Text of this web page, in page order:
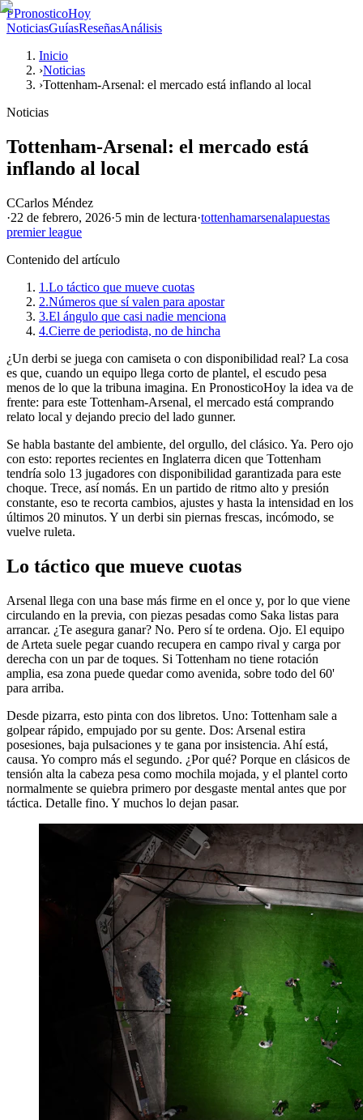
PPronosticoHoy
NoticiasGuíasReseñasAnálisis
Inicio
›Noticias
›Tottenham-Arsenal: el mercado está inflando al local
Noticias
Tottenham-Arsenal: el mercado está
inflando al local
CCarlos Méndez
·22 de febrero, 2026·5 min de lectura·tottenhamarsenalapuestas
premier league
Contenido del artículo
1.Lo táctico que mueve cuotas
2.Números que sí valen para apostar
3.El ángulo que casi nadie menciona
4.Cierre de periodista, no de hincha
¿Un derbi se juega con camiseta o con disponibilidad real? La cosa
es que, cuando un equipo llega corto de plantel, el escudo pesa
menos de lo que la tribuna imagina. En PronosticoHoy la idea va de
frente: para este Tottenham-Arsenal, el mercado está comprando
relato local y dejando precio del lado gunner.
Se habla bastante del ambiente, del orgullo, del clásico. Ya. Pero ojo
con esto: reportes recientes en Inglaterra dicen que Tottenham
tendría solo 13 jugadores con disponibilidad garantizada para este
choque. Trece, así nomás. En un partido de ritmo alto y presión
constante, eso te recorta cambios, ajustes y hasta la intensidad en los
últimos 20 minutos. Y un derbi sin piernas frescas, incómodo, se
vuelve ruleta.
Lo táctico que mueve cuotas
Arsenal llega con una base más firme en el once y, por lo que viene
circulando en la previa, con piezas pesadas como Saka listas para
arrancar. ¿Te asegura ganar? No. Pero sí te ordena. Ojo. El equipo
de Arteta suele pegar cuando recupera en campo rival y carga por
derecha con un par de toques. Si Tottenham no tiene rotación
amplia, esa zona puede quedar como avenida, sobre todo del 60'
para arriba.
Desde pizarra, esto pinta con dos libretos. Uno: Tottenham sale a
golpear rápido, empujado por su gente. Dos: Arsenal estira
posesiones, baja pulsaciones y te gana por insistencia. Ahí está,
causa. Yo compro más el segundo. ¿Por qué? Porque en clásicos de
tensión alta la cabeza pesa como mochila mojada, y el plantel corto
normalmente se quiebra primero por desgaste mental antes que por
táctica. Detalle fino. Y muchos lo dejan pasar.